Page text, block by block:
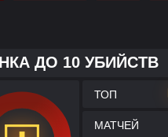
ДО 10 УБИЙСТВ
ТОП
МАТЧЕЙ